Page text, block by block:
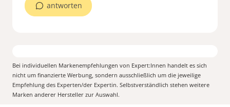
antworten
Bei individuellen Markenempfehlungen von Expert:Innen handelt es sich
nicht um finanzierte Werbung, sondern ausschließlich um die jeweilige
Empfehlung des Experten/der Expertin. Selbstverständlich stehen weitere
Marken anderer Hersteller zur Auswahl.